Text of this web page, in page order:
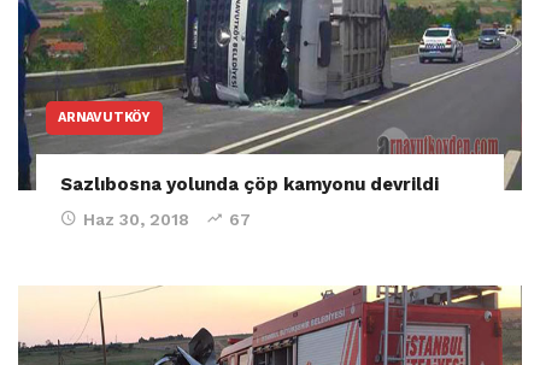
ARNAVUTKÖY
Sazlıbosna yolunda çöp kamyonu devrildi
Haz 30, 2018 67